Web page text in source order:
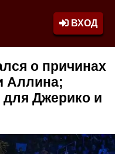
ВХОД
о причинах
Аллина;
Джерико и